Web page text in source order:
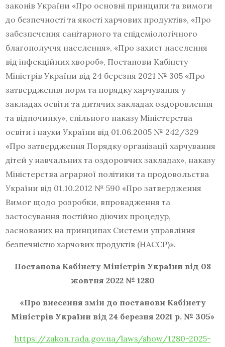
законів України «Про основні принципи та вимоги
до безпечності та якості харчових продуктів», «Про
забезпечення санітарного та епідеміологічного
благополуччя населення», «Про захист населення
від інфекційних хвороб», Постанови Кабінету
Міністрів України від 24 березня 2021 № 305 «Про
затвердження норм та порядку харчування у
закладах освіти та дитячих закладах оздоровлення
та відпочинку», спільного наказу Міністерства
освіти і науки України від 01.06.2005 № 242/329
«Про затвердження Порядку організації харчування
дітей у навчальних та оздоровчих закладах», наказу
Міністерства аграрної політики та продовольства
України від 01.10.2012 № 590 «Про затвердження
Вимог щодо розробки, впровадження та
застосування постійно діючих процедур,
заснованих на принципах Системи управління
безпечністю харчових продуктів (НАССР)».
Постанова Кабінету Міністрів України від 08
жовтня 2022 № 1280
«Про внесення змін до постанови Кабінету
Міністрів України від 24 березня 2021 р. № 305»
https://zakon.rada.gov.ua/laws/show/1280-2025-